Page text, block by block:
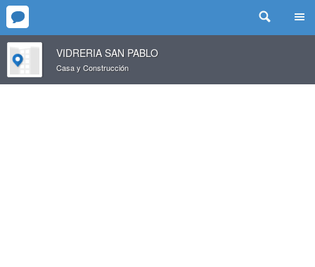
VIDRERIA SAN PABLO
Casa y Construcción